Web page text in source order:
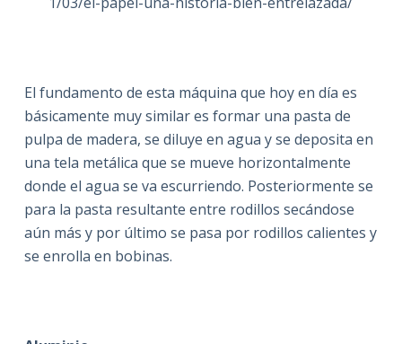
El fundamento de esta máquina que hoy en día es
básicamente muy similar es formar una pasta de
pulpa de madera, se diluye en agua y se deposita en
una tela metálica que se mueve horizontalmente
donde el agua se va escurriendo. Posteriormente se
para la pasta resultante entre rodillos secándose
aún más y por último se pasa por rodillos calientes y
se enrolla en bobinas.